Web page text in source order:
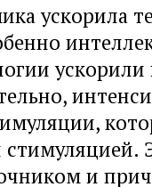
ускорила
стимуляцией.
и